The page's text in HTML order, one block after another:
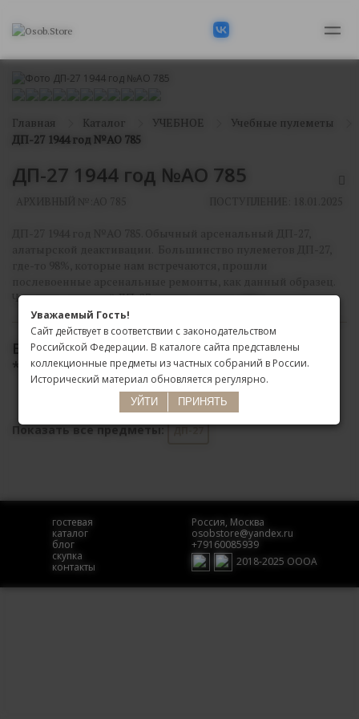
Главная Каталог УЧЕБНОЕ
Учебные пулеметы
ДП-27 1944 год №АО 785
ДП-27 1944 год №АО 785
ДП-27 1944 год №АО 785. Обычный арсенальный ДП-27,
послевоенные арсенальные ремонты, как данный образец.
Что такое хороший ДП-27, можно увидетьтут.
В АРХИВЕ
*
Доступен только для просмотра на сайте
Показать все предметы: ДП-27
гостевая
каталог
блог
скупка
контакты
Россия, Москва
osobstore@yandex.ru
+79160085939
2018-2025 ОООА
Уважаемый Гость!
Сайт действует в соответствии с законодательством
Российской Федерации. В каталоге сайта представлены
коллекционные предметы из частных собраний в России.
Исторический материал обновляется регулярно.
УЙТИ ПРИНЯТЬ